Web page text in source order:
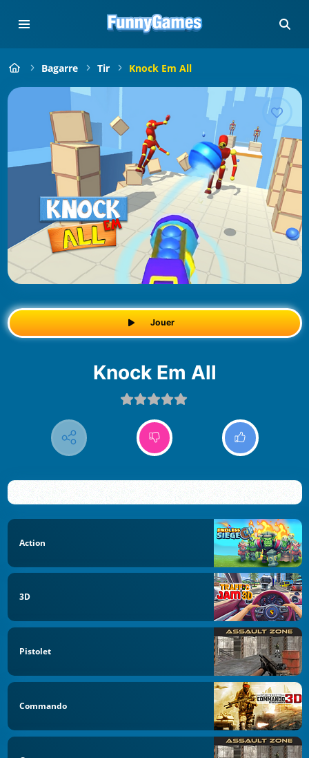
Bagarre Tir Knock Em All
Jouer
Knock Em All
Action
3D
Pistolet
Commando